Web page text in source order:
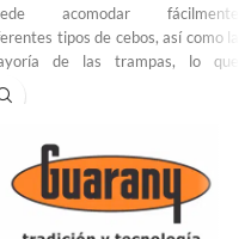
acomodar fácilmente
tipos de cebos, así como la
de las trampas, lo que
un enfoque versátil para el
de la población de plagas en
diseño resistente al agua
cualquier cebo o trampa que
colocar dentro. Esta
estación de cebo para ratas